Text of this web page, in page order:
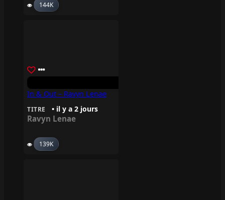
144K
In & Out – Ravyn Lenae
TITRE • il y a 2 jours
Ravyn Lenae
139K